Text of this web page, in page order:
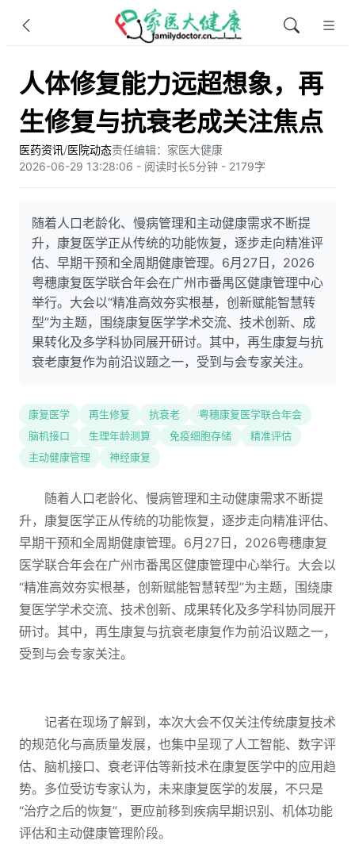
人体修复能力远超想象，再
生修复与抗衰老成关注焦点
医药资讯/医院动态责任编辑：家医大健康
2026-06-29 13:28:06 - 阅读时长5分钟 - 2179字
随着人口老龄化、慢病管理和主动健康需求不断提
升，康复医学正从传统的功能恢复，逐步走向精准评
估、早期干预和全周期健康管理。6月27日，2026
粤穗康复医学联合年会在广州市番禺区健康管理中心
举行。大会以“精准高效夯实根基，创新赋能智慧转
型”为主题，围绕康复医学学术交流、技术创新、成
果转化及多学科协同展开研讨。其中，再生康复与抗
衰老康复作为前沿议题之一，受到与会专家关注。
康复医学 再生修复 抗衰老
粤穗康复医学联合年会
脑机接口
生理年龄测算 免疫细胞存储
精准评估
主动健康管理
神经康复
随着人口老龄化、慢病管理和主动健康需求不断提
升，康复医学正从传统的功能恢复，逐步走向精准评估、
早期干预和全周期健康管理。6月27日，2026粤穗康复
医学联合年会在广州市番禺区健康管理中心举行。大会以
“精准高效夯实根基，创新赋能智慧转型”为主题，围绕康
复医学学术交流、技术创新、成果转化及多学科协同展开
研讨。其中，再生康复与抗衰老康复作为前沿议题之一，
受到与会专家关注。
记者在现场了解到，本次大会不仅关注传统康复技术
的规范化与高质量发展，也集中呈现了人工智能、数字评
估、脑机接口、衰老评估等新技术在康复医学中的应用趋
势。多位受访专家认为，未来康复医学的发展，不只是
“治疗之后的恢复”，更应前移到疾病早期识别、机体功能
评估和主动健康管理阶段。